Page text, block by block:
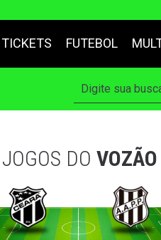
FUTEBOL
JOGOS DO VOZÃO